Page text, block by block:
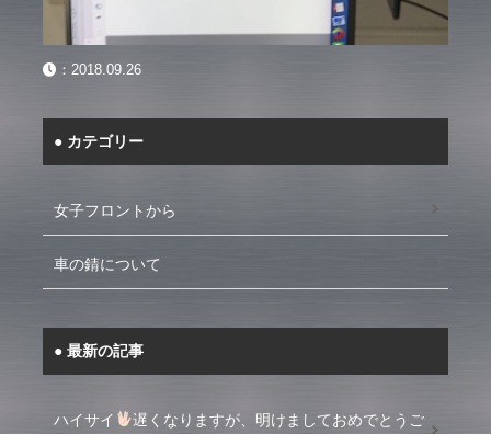
： 2018.09.26
カテゴリー
女子フロントから
車の錆について
最新の記事
ハイサイ
遅くなりますが、明けましておめでとうご